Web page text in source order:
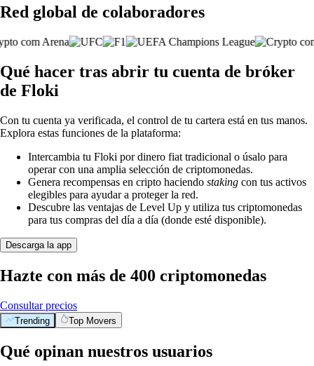
Red global de colaboradores
Qué hacer tras abrir tu cuenta de bróker
de Floki
Con tu cuenta ya verificada, el control de tu cartera está en tus manos.
Explora estas funciones de la plataforma:
Intercambia tu Floki por dinero fiat tradicional o úsalo para
operar con una amplia selección de criptomonedas.
Genera recompensas en cripto haciendo staking con tus activos
elegibles para ayudar a proteger la red.
Descubre las ventajas de Level Up y utiliza tus criptomonedas
para tus compras del día a día (donde esté disponible).
Descarga la app
Hazte con más de 400 criptomonedas
Consultar precios
Trending Top Movers
Qué opinan nuestros usuarios